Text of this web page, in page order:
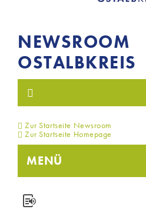
NEWSROOM
OSTALBKREIS
Zur Startseite Newsroom
Zur Startseite Homepage
MENÜ